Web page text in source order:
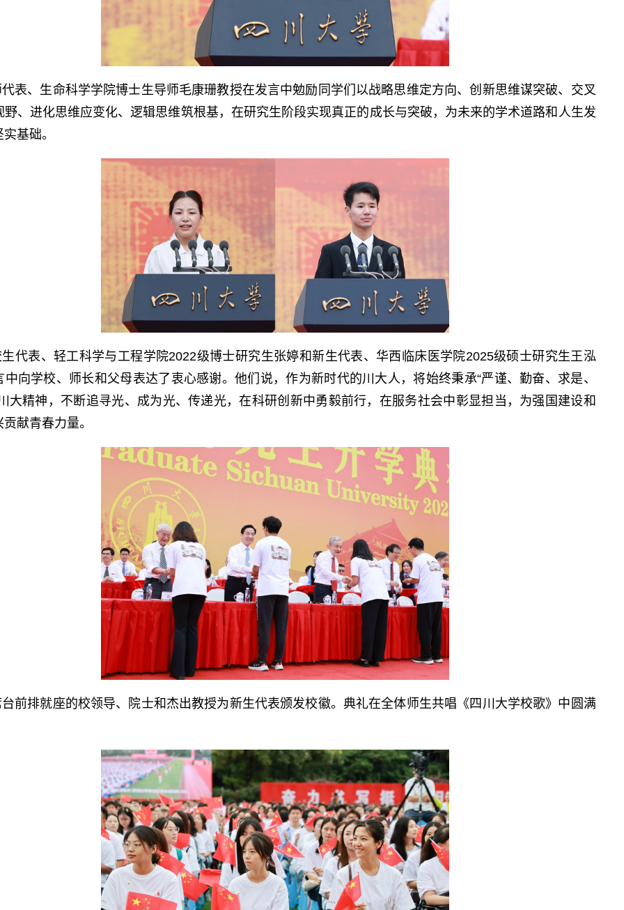
表、生命科学学院博士生导师毛康珊教授在发言中勉励同学们以战略思维定方向、创新思维谋突破、交叉
野、进化思维应变化、逻辑思维筑根基，在研究生阶段实现真正的成长与突破，为未来的学术道路和人生发
基础。
代表、轻工科学与工程学院2022级博士研究生张婷和新生代表、华西临床医学院2025级硕士研究生王泓
中向学校、师长和父母表达了衷心感谢。他们说，作为新时代的川大人，将始终秉承“严谨、勤奋、求是、
大精神，不断追寻光、成为光、传递光，在科研创新中勇毅前行，在服务社会中彰显担当，为强国建设和
献青春力量。
台前排就座的校领导、院士和杰出教授为新生代表颁发校徽。典礼在全体师生共唱《四川大学校歌》中圆满